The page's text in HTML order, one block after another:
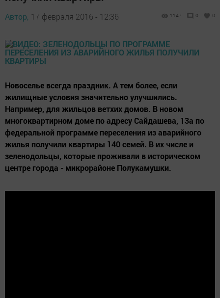
Автор, 17 февраля 2016 - 12:36 1147 0 0
Новоселье всегда праздник. А тем более, если
жилищные условия значительно улучшились.
Например, для жильцов ветхих домов. В новом
многоквартирном доме по адресу Сайдашева, 13а по
федеральной программе переселения из аварийного
жилья получили квартиры 140 семей. В их числе и
зеленодольцы, которые проживали в историческом
центре города - микрорайоне Полукамушки.